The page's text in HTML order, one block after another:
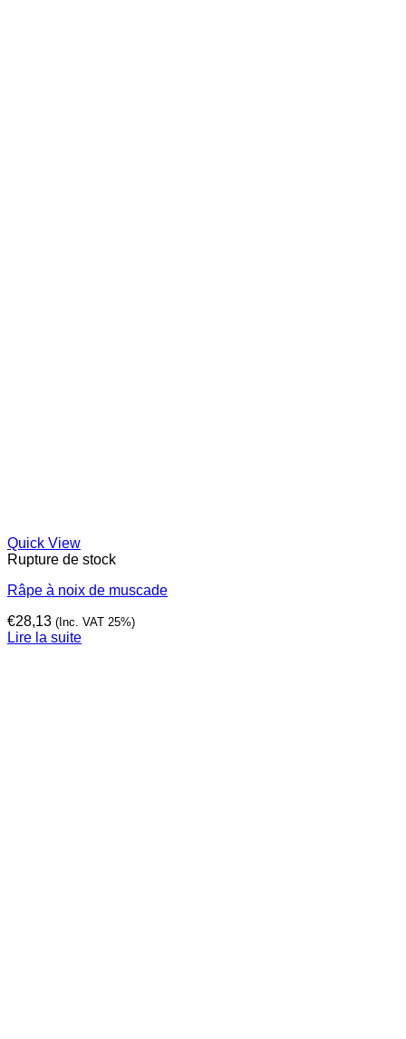
Quick View
Rupture de stock
Râpe à noix de muscade
€28,13 (Inc. VAT 25%)
Lire la suite